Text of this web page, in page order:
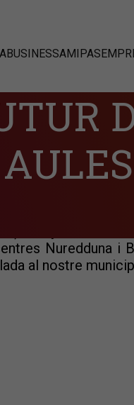
AMIPAS
Nuredduna i
al nostre